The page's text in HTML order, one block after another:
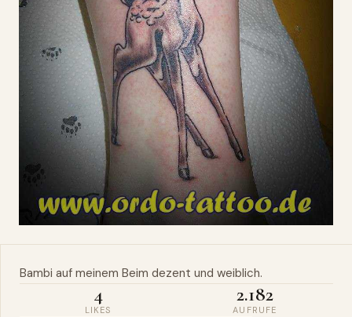
Bambi auf meinem Beim dezent und weiblich.
4
LIKES
2.182
AUFRUFE